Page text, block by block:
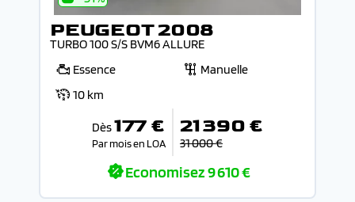
PEUGEOT 2008
TURBO 100 S/S BVM6 ALLURE
Essence
Manuelle
10 km
Dès177 €
Par mois en LOA
21 390 €
31 000 €
Economisez9 610 €